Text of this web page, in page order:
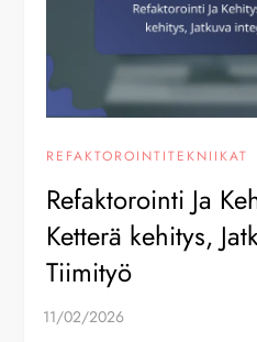
REFAKTOROINTITEKNIIKAT
Refaktorointi Ja
Ketterä kehitys,
Tiimityö